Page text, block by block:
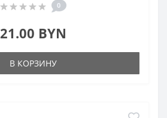
0
21.00 BYN
В КОРЗИНУ